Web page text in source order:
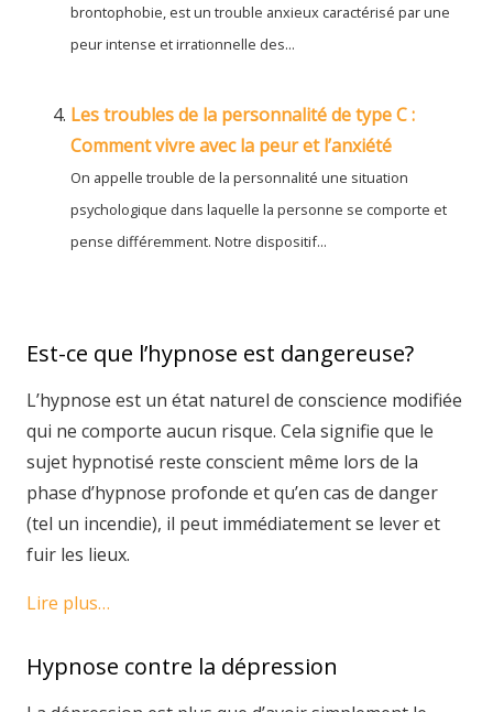
brontophobie, est un trouble anxieux caractérisé par une
peur intense et irrationnelle des...
Les troubles de la personnalité de type C :
Comment vivre avec la peur et l’anxiété
On appelle trouble de la personnalité une situation
psychologique dans laquelle la personne se comporte et
pense différemment. Notre dispositif...
Est-ce que l’hypnose est dangereuse?
L’hypnose est un état naturel de conscience modifiée
qui ne comporte aucun risque. Cela signifie que le
sujet hypnotisé reste conscient même lors de la
phase d’hypnose profonde et qu’en cas de danger
(tel un incendie), il peut immédiatement se lever et
fuir les lieux.
Lire plus…
Hypnose contre la dépression